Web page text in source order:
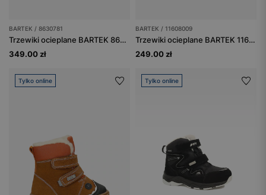
BARTEK / 8630781
Trzewiki ocieplane BARTEK 86307-81, czarne
349.00 zł
BARTEK / 11608009
Trzewiki ocieplane BARTEK 11608009, czarno-szary
249.00 zł
Tylko online Tylko online